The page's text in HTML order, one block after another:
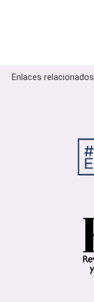
Enlaces relacionados